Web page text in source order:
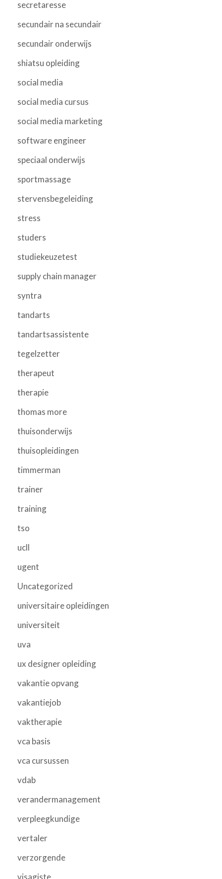
secretaresse
secundair na secundair
secundair onderwijs
shiatsu opleiding
social media
social media cursus
social media marketing
software engineer
speciaal onderwijs
sportmassage
stervensbegeleiding
stress
studers
studiekeuzetest
supply chain manager
syntra
tandarts
tandartsassistente
tegelzetter
therapeut
therapie
thomas more
thuisonderwijs
thuisopleidingen
timmerman
trainer
training
tso
ucll
ugent
Uncategorized
universitaire opleidingen
universiteit
uva
ux designer opleiding
vakantie opvang
vakantiejob
vaktherapie
vca basis
vca cursussen
vdab
verandermanagement
verpleegkundige
vertaler
verzorgende
visagiste